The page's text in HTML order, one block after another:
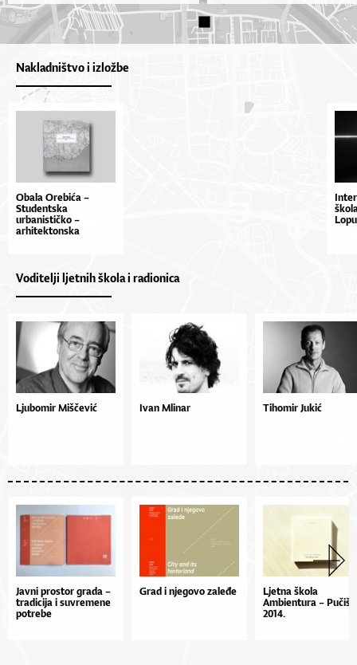
Nakladništvo i izložbe
Obala Orebića –
Studentska
urbanističko –
arhitektonska
Voditelji ljetnih škola i radionica
Ljubomir Miščević Ivan Mlinar Tihomir Jukić
Jav­ni pros­tor gra­da –
tra­di­ci­ja i suv­re­me­ne
po­tre­be
Grad i njegovo zaleđe
Ljetna škola
Ambientura –
2014.